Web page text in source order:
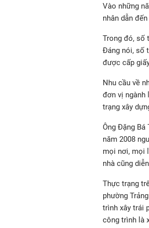
Vào những
nhân dẫn
Trong đó, số
Đáng nói, số
được cấp
Nhu cầu về
đơn vị ngành
trạng xây
Ông Đặng Bá
năm 2008
mọi nơi, mọi
nhà cũng
Thực trạng
phường
trình xây trái
công trình là